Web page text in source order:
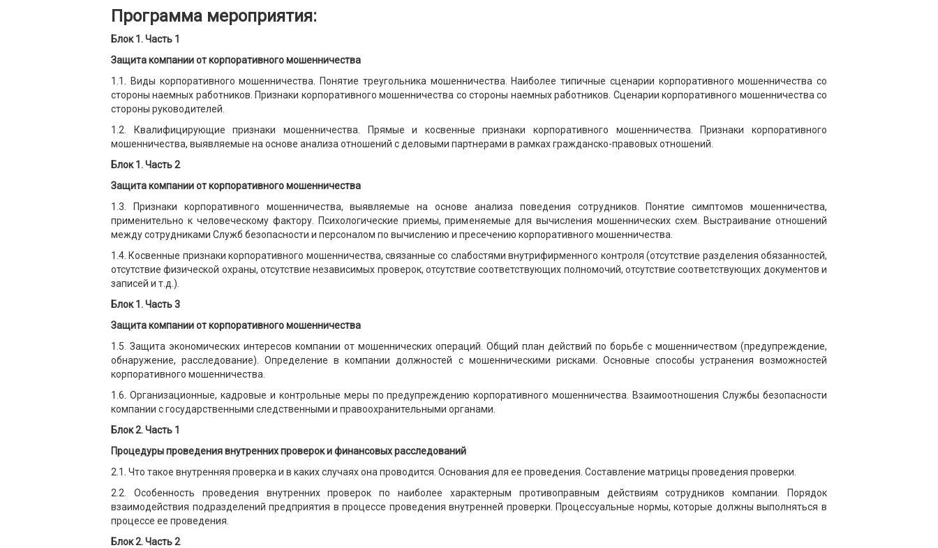
Программа мероприятия:
Блок 1. Часть 1
Защита компании от корпоративного мошенничества
1.1. Виды корпоративного мошенничества. Понятие треугольника мошенничества. Наиболее типичные сценарии корпоративного мошенничества со
стороны наемных работников. Признаки корпоративного мошенничества со стороны наемных работников. Сценарии корпоративного мошенничества со
стороны руководителей.
1.2. Квалифицирующие признаки мошенничества. Прямые и косвенные признаки корпоративного мошенничества. Признаки корпоративного
мошенничества, выявляемые на основе анализа отношений с деловыми партнерами в рамках гражданско-правовых отношений.
Блок 1. Часть 2
Защита компании от корпоративного мошенничества
1.3. Признаки корпоративного мошенничества, выявляемые на основе анализа поведения сотрудников. Понятие симптомов мошенничества,
применительно к человеческому фактору. Психологические приемы, применяемые для вычисления мошеннических схем. Выстраивание отношений
между сотрудниками Служб безопасности и персоналом по вычислению и пресечению корпоративного мошенничества.
1.4. Косвенные признаки корпоративного мошенничества, связанные со слабостями внутрифирменного контроля (отсутствие разделения обязанностей,
отсутствие физической охраны, отсутствие независимых проверок, отсутствие соответствующих полномочий, отсутствие соответствующих документов и
записей и т.д.).
Блок 1. Часть 3
Защита компании от корпоративного мошенничества
1.5. Защита экономических интересов компании от мошеннических операций. Общий план действий по борьбе с мошенничеством (предупреждение,
обнаружение, расследование). Определение в компании должностей с мошенническими рисками. Основные способы устранения возможностей
корпоративного мошенничества.
1.6. Организационные, кадровые и контрольные меры по предупреждению корпоративного мошенничества. Взаимоотношения Службы безопасности
компании с государственными следственными и правоохранительными органами.
Блок 2. Часть 1
Процедуры проведения внутренних проверок и финансовых расследований
2.1. Что такое внутренняя проверка и в каких случаях она проводится. Основания для ее проведения. Составление матрицы проведения проверки.
2.2. Особенность проведения внутренних проверок по наиболее характерным противоправным действиям сотрудников компании. Порядок
взаимодействия подразделений предприятия в процессе проведения внутренней проверки. Процессуальные нормы, которые должны выполняться в
процессе ее проведения.
Блок 2. Часть 2